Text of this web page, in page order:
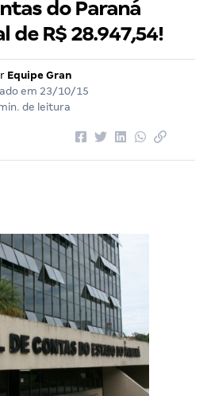
do Paraná
de R$ 28.947,54!
Equipe Gran
em 23/10/15
de leitura